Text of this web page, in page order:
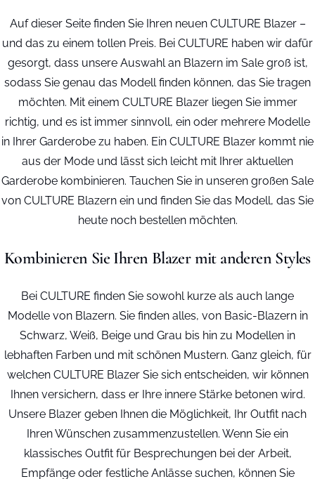
Auf dieser Seite finden Sie Ihren neuen CULTURE Blazer –
und das zu einem tollen Preis. Bei CULTURE haben wir dafür
gesorgt, dass unsere Auswahl an Blazern im Sale groß ist,
sodass Sie genau das Modell finden können, das Sie tragen
möchten. Mit einem CULTURE Blazer liegen Sie immer
richtig, und es ist immer sinnvoll, ein oder mehrere Modelle
in Ihrer Garderobe zu haben. Ein CULTURE Blazer kommt nie
aus der Mode und lässt sich leicht mit Ihrer aktuellen
Garderobe kombinieren. Tauchen Sie in unseren großen Sale
von CULTURE Blazern ein und finden Sie das Modell, das Sie
heute noch bestellen möchten.
Kombinieren Sie Ihren Blazer mit anderen Styles
Bei CULTURE finden Sie sowohl kurze als auch lange
Modelle von Blazern. Sie finden alles, von Basic-Blazern in
Schwarz, Weiß, Beige und Grau bis hin zu Modellen in
lebhaften Farben und mit schönen Mustern. Ganz gleich, für
welchen CULTURE Blazer Sie sich entscheiden, wir können
Ihnen versichern, dass er Ihre innere Stärke betonen wird.
Unsere Blazer geben Ihnen die Möglichkeit, Ihr Outfit nach
Ihren Wünschen zusammenzustellen. Wenn Sie ein
klassisches Outfit für Besprechungen bei der Arbeit,
Empfänge oder festliche Anlässe suchen, können Sie